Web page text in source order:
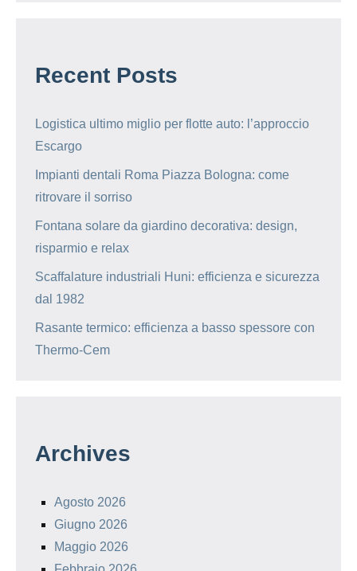
Recent Posts
Logistica ultimo miglio per flotte auto: l’approccio
Escargo
Impianti dentali Roma Piazza Bologna: come
ritrovare il sorriso
Fontana solare da giardino decorativa: design,
risparmio e relax
Scaffalature industriali Huni: efficienza e sicurezza
dal 1982
Rasante termico: efficienza a basso spessore con
Thermo-Cem
Archives
Agosto 2026
Giugno 2026
Maggio 2026